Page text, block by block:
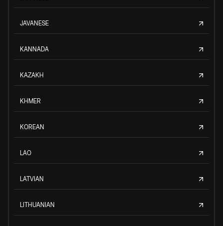
JAVANESE
KANNADA
KAZAKH
KHMER
KOREAN
LAO
LATVIAN
LITHUANIAN